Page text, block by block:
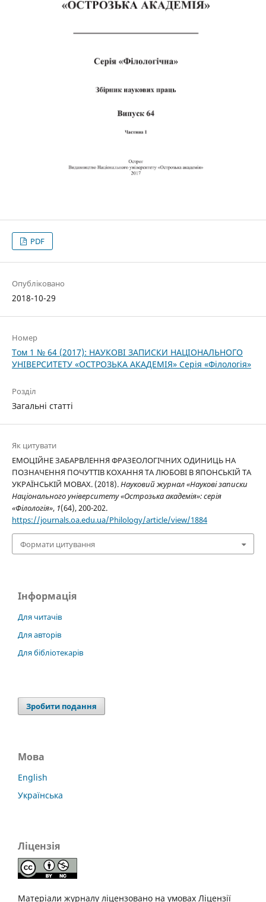
PDF
Опубліковано
2018-10-29
Номер
Том 1 № 64 (2017): НАУКОВІ ЗАПИСКИ НАЦІОНАЛЬНОГО
УНІВЕРСИТЕТУ «ОСТРОЗЬКА АКАДЕМІЯ» Серія «Філологія»
Розділ
Загальні статті
Як цитувати
ЕМОЦІЙНЕ ЗАБАРВЛЕННЯ ФРАЗЕОЛОГІЧНИХ ОДИНИЦЬ НА
ПОЗНАЧЕННЯ ПОЧУТТІВ КОХАННЯ ТА ЛЮБОВІ В ЯПОНСЬКІЙ ТА
УКРАЇНСЬКІЙ МОВАХ. (2018).Науковий журнал «Наукові записки
Національного університету «Острозька академія»: серія
«Філологія», 1(64), 200-202.
https://journals.oa.edu.ua/Philology/article/view/1884
Формати цитування
Інформація
Для читачів
Для авторів
Для бібліотекарів
Зробити подання
Мова
English
Українська
Ліцензія
Матеріали журналу ліцензовано на умовах Ліцензії